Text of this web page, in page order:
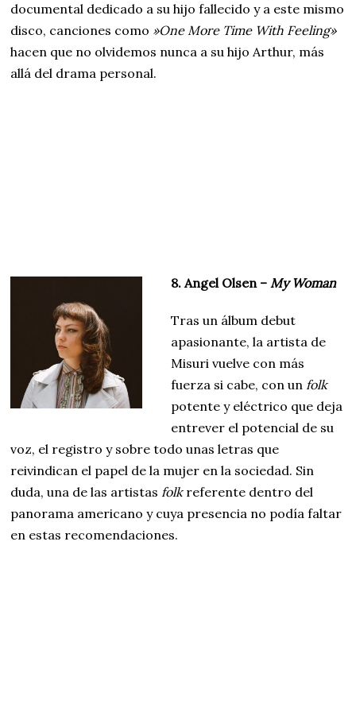
documental dedicado a su hijo fallecido y a este mismo
disco, canciones como »One More Time With Feeling»
hacen que no olvidemos nunca a su hijo Arthur, más
allá del drama personal.
8. Angel Olsen –My Woman
Tras un álbum debut
apasionante, la artista de
Misuri vuelve con más
fuerza si cabe, con un folk
potente y eléctrico que deja
entrever el potencial de su
voz, el registro y sobre todo unas letras que
reivindican el papel de la mujer en la sociedad. Sin
duda, una de las artistas folkreferente dentro del
panorama americano y cuya presencia no podía faltar
en estas recomendaciones.